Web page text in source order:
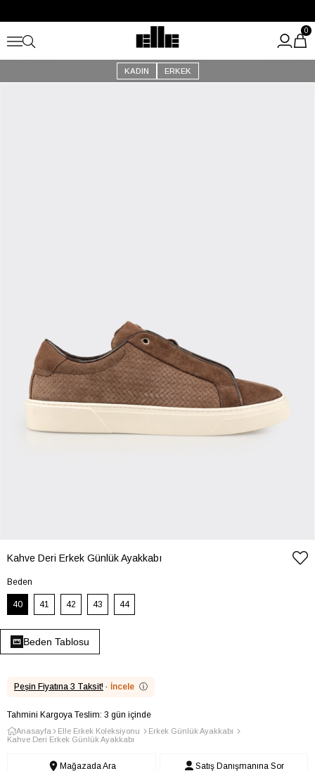
Kargo Ücretsiz!
KADIN ERKEK
0
Kahve Deri Erkek Günlük Ayakkabı
Beden
40 41 42 43 44
Beden Tablosu
Peşin Fiyatına 3 Taksit! · İncele ⓘ
Tahmini Kargoya Teslim: 3 gün içinde
Anasayfa Elle Erkek Koleksiyonu
Erkek Günlük Ayakkabı
Kahve Deri Erkek Günlük Ayakkabı
Mağazada Ara Satış Danışmanına Sor